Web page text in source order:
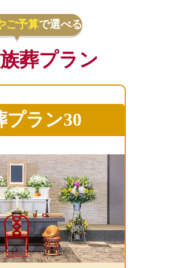
ご予算で選べる
葬プラン
プラン30